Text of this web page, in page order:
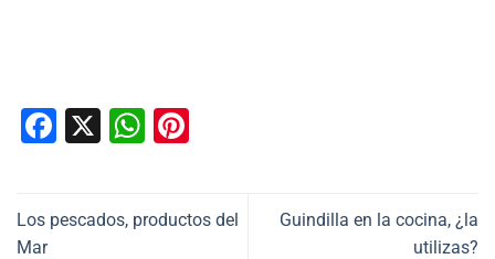
Facebook
X WhatsApp
Los pescados, productos del
Mar
Guindilla en la cocina, ¿la
utilizas?